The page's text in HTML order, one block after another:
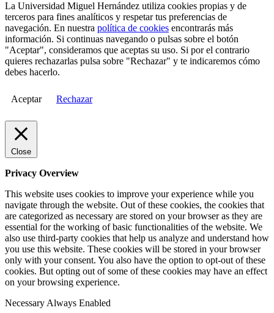
La Universidad Miguel Hernández utiliza cookies propias y de
terceros para fines analíticos y respetar tus preferencias de
navegación. En nuestra política de cookies encontrarás más
información. Si continuas navegando o pulsas sobre el botón
"Aceptar", consideramos que aceptas su uso. Si por el contrario
quieres rechazarlas pulsa sobre "Rechazar" y te indicaremos cómo
debes hacerlo.
Aceptar Rechazar
Close
Privacy Overview
This website uses cookies to improve your experience while you
navigate through the website. Out of these cookies, the cookies that
are categorized as necessary are stored on your browser as they are
essential for the working of basic functionalities of the website. We
also use third-party cookies that help us analyze and understand how
you use this website. These cookies will be stored in your browser
only with your consent. You also have the option to opt-out of these
cookies. But opting out of some of these cookies may have an effect
on your browsing experience.
NecessaryAlways Enabled